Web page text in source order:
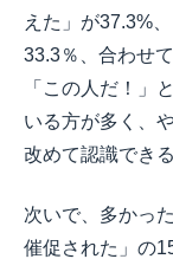
えた」が37.3%
33.3％、合わせ
「この人だ！」
いる方が多く、
改めて認識でき
次いで、多かっ
催促された」の